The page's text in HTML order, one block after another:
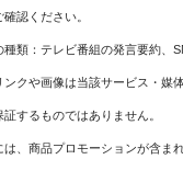
認ください。
類：テレビ番組の発言要約、
ンクや画像は当該サービス・媒
するものではありません。
、商品プロモーションが含まれ